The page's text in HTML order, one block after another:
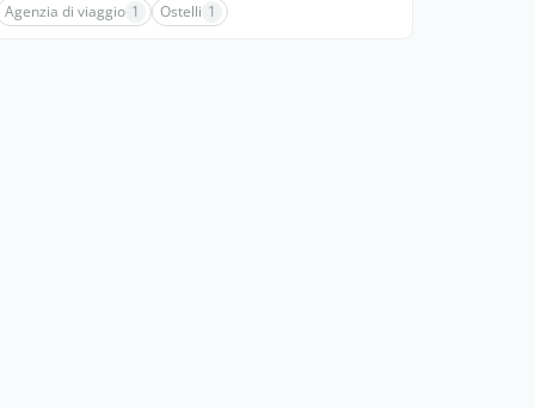
Agenzia di viaggio 1 Ostelli 1